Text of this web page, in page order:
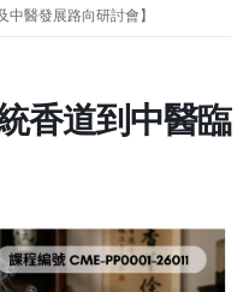
中醫發展路向研討會】
香道到中醫臨